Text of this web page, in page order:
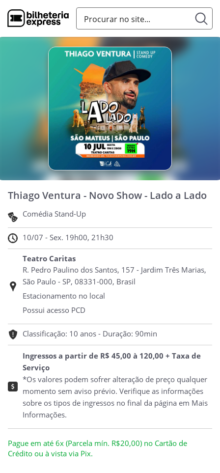
Thiago Ventura - Novo Show - Lado a Lado
Comédia Stand-Up
10/07 - Sex. 19h00, 21h30
Teatro Caritas
R. Pedro Paulino dos Santos, 157 - Jardim Três Marias,
São Paulo - SP, 08331-000, Brasil
Estacionamento no local
Possui acesso PCD
Classificação: 10 anos - Duração: 90min
Ingressos a partir de R$ 45,00 à 120,00 + Taxa de
Serviço
*Os valores podem sofrer alteração de preço qualquer
momento sem aviso prévio. Verifique as informações
sobre os tipos de ingressos no final da página em Mais
Informações.
Pague em até 6x (Parcela mín. R$20,00) no Cartão de
Crédito ou à vista via Pix.